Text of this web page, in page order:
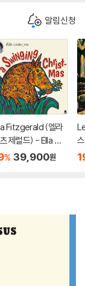
알림신청
Fitzgerald (엘라
제럴드) - Ella Wis
You A Swinging
% 39,900원